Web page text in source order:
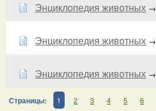
Энциклопедия животных →
Энциклопедия животных →
Энциклопедия животных →
Страницы: 1 2 3 4 5 6